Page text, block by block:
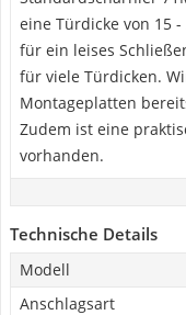
eine Türdicke von 15
für ein leises
für viele Türdicken.
Montageplatten
Zudem ist eine
vorhanden.
Technische Details
Modell
Anschlagsart